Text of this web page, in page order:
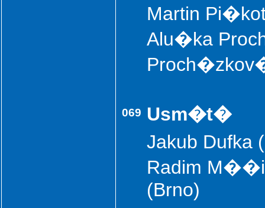
Martin
Alu�ka
069 Usm�t�
Jakub
Radim
(Brno)